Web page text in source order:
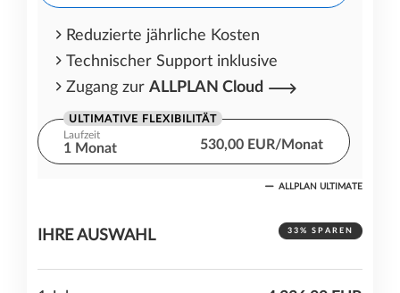
Reduzierte jährliche Kosten
Technischer Support inklusive
Zugang zurALLPLAN Cloud
ULTIMATIVE FLEXIBILITÄT
530,00 EUR/Monat
Laufzeit
1 Monat
Ein Monat Kostenverpflichtung
Zugang zurALLPLAN Cloud
ALLPLAN ULTIMATE
IHRE AUSWAHL 33% SPAREN